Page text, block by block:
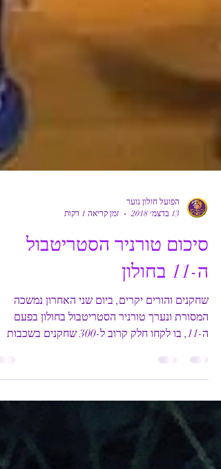
הפועל חולון נוער
13 בדצמ׳ 2018
זמן קריאה 1 דקות
סיכום טורניר הסטריטבול
ה-11 בחולון
שחקנים והורים יקרים, ביום שני האחרון נמשכה
המסורת ונערך טורניר הסטריטבול בחולון בפעם